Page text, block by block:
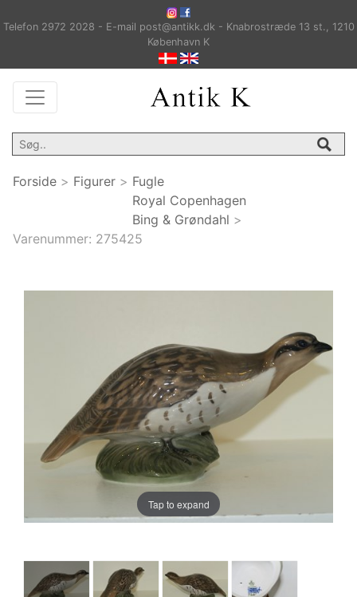
Telefon 2972 2028 - E-mail post@antikk.dk - Knabrostræde 13 st., 1210
København K
Forside > Figurer > Fugle
Royal Copenhagen
Bing & Grøndahl >
Varenummer: 275425
Tap to expand